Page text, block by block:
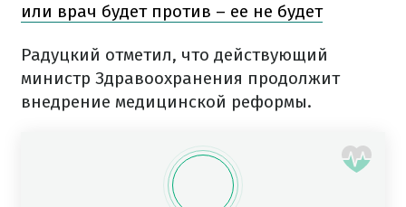
или врач будет против – ее не будет
Радуцкий отметил, что действующий
министр Здравоохранения продолжит
внедрение медицинской реформы.